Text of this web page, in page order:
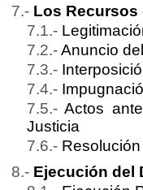
Los
Anuncio
Actos
Justicia
Ejecución del